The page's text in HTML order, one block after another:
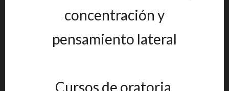
concentración y
pensamiento lateral
Cursos de oratoria,